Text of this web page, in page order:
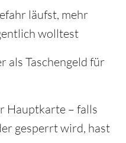
läufst, mehr
wolltest
als Taschengeld für
Hauptkarte – falls
gesperrt wird, hast